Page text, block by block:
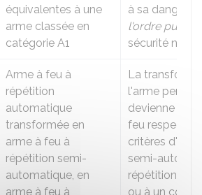
équivalentes à une
arme classée en
catégorie A1
à sa
l'ordre public
sécurité
Arme à feu à
répétition
automatique
transformée en
arme à feu à
répétition semi-
automatique, en
arme à feu à
La
l'arme
devienne une
feu
critères d'une
semi-
répétition
ou à un coup.